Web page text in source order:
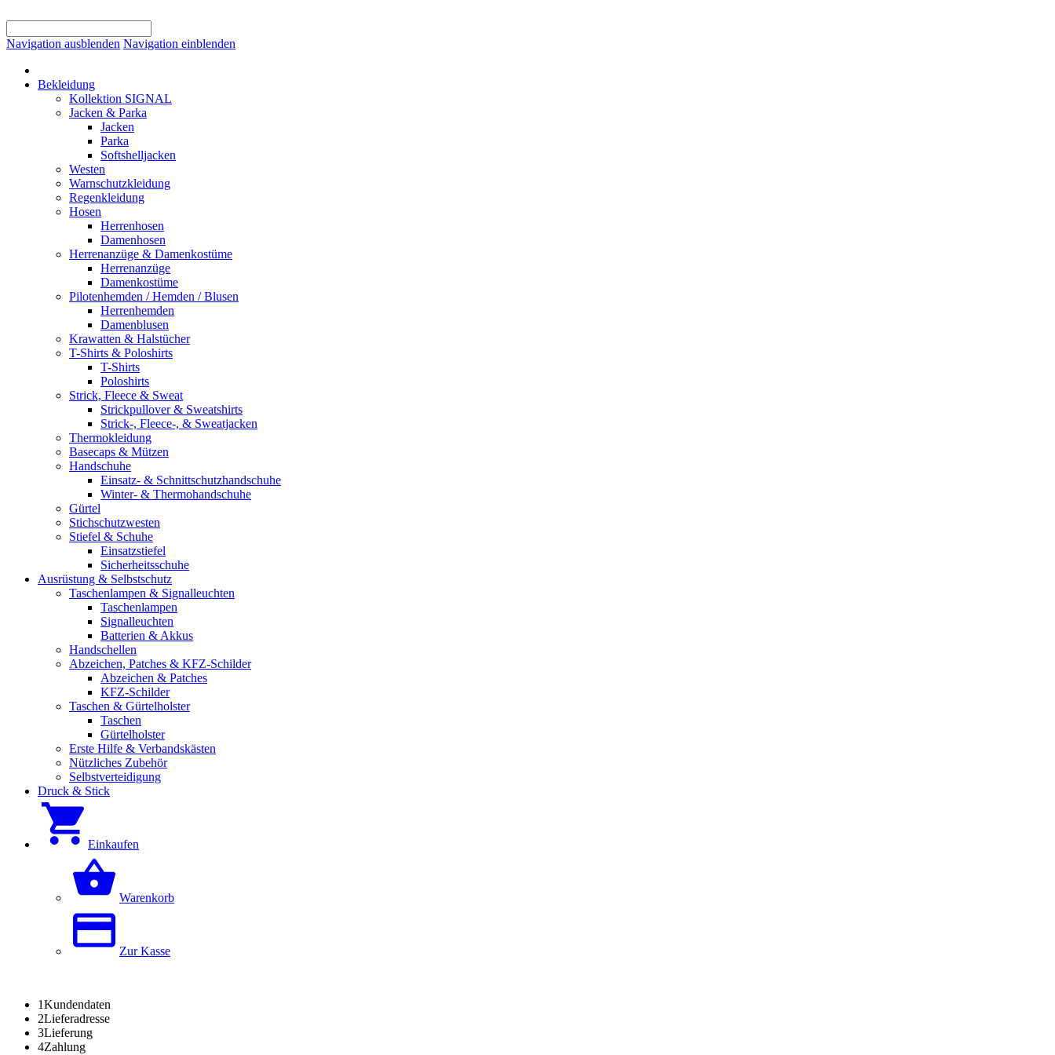
Navigation ausblenden Navigation einblenden
Bekleidung
Kollektion SIGNAL
Jacken & Parka
Jacken
Parka
Softshelljacken
Westen
Warnschutzkleidung
Regenkleidung
Hosen
Herrenhosen
Damenhosen
Herrenanzüge & Damenkostüme
Herrenanzüge
Damenkostüme
Pilotenhemden / Hemden / Blusen
Herrenhemden
Damenblusen
Krawatten & Halstücher
T-Shirts & Poloshirts
T-Shirts
Poloshirts
Strick, Fleece & Sweat
Strickpullover & Sweatshirts
Strick-, Fleece-, & Sweatjacken
Thermokleidung
Basecaps & Mützen
Handschuhe
Einsatz- & Schnittschutzhandschuhe
Winter- & Thermohandschuhe
Gürtel
Stichschutzwesten
Stiefel & Schuhe
Einsatzstiefel
Sicherheitsschuhe
Ausrüstung & Selbstschutz
Taschenlampen & Signalleuchten
Taschenlampen
Signalleuchten
Batterien & Akkus
Handschellen
Abzeichen, Patches & KFZ-Schilder
Abzeichen & Patches
KFZ-Schilder
Taschen & Gürtelholster
Taschen
Gürtelholster
Erste Hilfe & Verbandskästen
Nützliches Zubehör
Selbstverteidigung
Druck & Stick
Einkaufen
Warenkorb
Zur Kasse
1Kundendaten
2Lieferadresse
3Lieferung
4Zahlung